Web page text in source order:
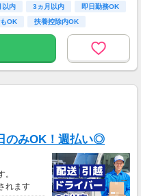
以内 3ヵ月以内
即日勤務OK
OK 扶養控除内OK
のみOK！週払い◎
れます